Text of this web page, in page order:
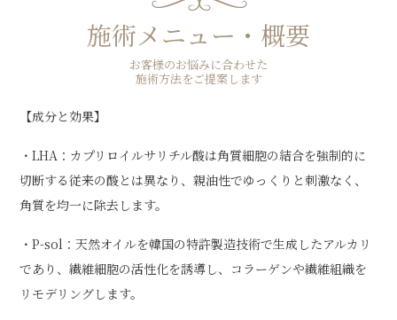
施術メニュー・概要
お客様のお悩みに合わせた
施術方法をご提案します
【成分と効果】
・LHA：カプリロイルサリチル酸は角質細胞の結合を強制的に
切断する従来の酸とは異なり、親油性でゆっくりと刺激なく、
角質を均一に除去します。
・P-sol：天然オイルを韓国の特許製造技術で生成したアルカリ
であり、繊維細胞の活性化を誘導し、コラーゲンや繊維組織を
リモデリングします。